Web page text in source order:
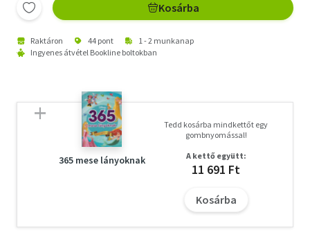
Kosárba
Raktáron 44 pont
1 - 2 munkanap
Ingyenes átvétel Bookline boltokban
365 mese lányoknak
Tedd kosárba mindkettőt egy
gombnyomással!
A kettő együtt:
11 691 Ft
Kosárba